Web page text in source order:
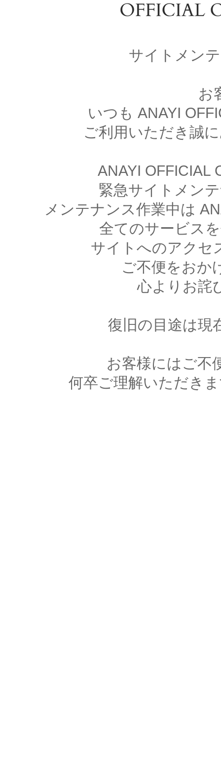
サイトメン
お
いつも ANAYI
ご利用いただき誠
ANAYI OFFICIAL
緊急サイトメン
メンテナンス作業中は
全てのサービス
サイトへのアクセ
ご不便をおか
心よりお詫
復旧の目途は現
お客様にはご不
何卒ご理解いただき